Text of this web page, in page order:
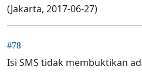
(Jakarta, 2017-06-27)
#78
Isi SMS tidak membuktikan